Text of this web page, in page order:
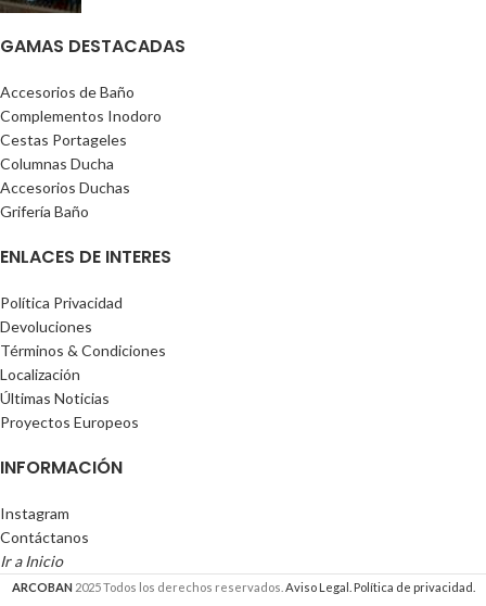
GAMAS DESTACADAS
Accesorios de Baño
Complementos Inodoro
Cestas Portageles
Columnas Ducha
Accesorios Duchas
Grifería Baño
ENLACES DE INTERES
Política Privacidad
Devoluciones
Términos & Condiciones
Localización
Últimas Noticias
Proyectos Europeos
INFORMACIÓN
Instagram
Contáctanos
Ir a Inicio
ARCOBAN 2025 Todos los derechos reservados. Aviso Legal. Política de privacidad.